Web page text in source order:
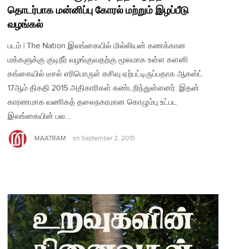
தொடர்பாக மன்னிப்பு கோரல் மற்றும் இழப்பீடு
வழங்கல்
படம் | The Nation இலங்கையில் மில்லியன் கணக்கான
மக்களுக்கு குடிநீர் வழங்குவதற்கு மூலமாக உள்ள களனி
கங்கையில் டீசல் எரிபொருள் கசிவு ஏற்பட்டிருப்பதாக ஆகஸ்ட்
17ஆம் திகதி 2015 அதிகாரிகள் கண்டறிந்துள்ளனர். இதன்
காரணமாக வணிகத் தலைநகரமான கொழும்பு உட்பட
இலங்கையின் பல…
MAATRAM on September 2, 2015